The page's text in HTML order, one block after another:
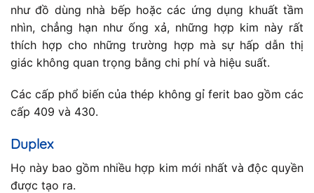
như đồ dùng nhà bếp hoặc các ứng dụng khuất tầm
nhìn, chẳng hạn như ống xả, những hợp kim này rất
thích hợp cho những trường hợp mà sự hấp dẫn thị
giác không quan trọng bằng chi phí và hiệu suất.
Các cấp phổ biến của thép không gỉ ferit bao gồm các
cấp 409 và 430.
Duplex
Họ này bao gồm nhiều hợp kim mới nhất và độc quyền
được tạo ra.